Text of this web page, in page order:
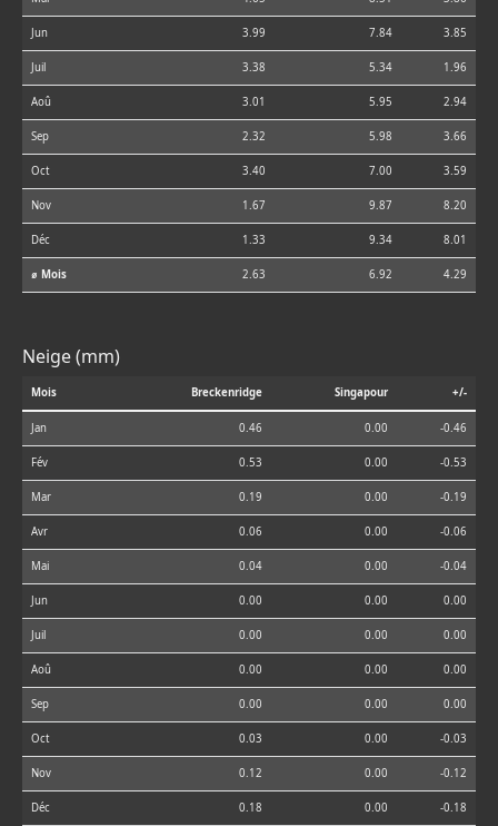
Jun 3.99 7.84 3.85
Juil 3.38 5.34 1.96
Aoû 3.01 5.95 2.94
Sep 2.32 5.98 3.66
Oct 3.40 7.00 3.59
Nov 1.67 9.87 8.20
Déc 1.33 9.34 8.01
⌀ Mois 2.63 6.92 4.29
Neige (mm)
Mois Breckenridge Singapour +/-
Jan 0.46 0.00 -0.46
Fév 0.53 0.00 -0.53
Mar 0.19 0.00 -0.19
Avr 0.06 0.00 -0.06
Mai 0.04 0.00 -0.04
Jun 0.00 0.00 0.00
Juil 0.00 0.00 0.00
Aoû 0.00 0.00 0.00
Sep 0.00 0.00 0.00
Oct 0.03 0.00 -0.03
Nov 0.12 0.00 -0.12
Déc 0.18 0.00 -0.18